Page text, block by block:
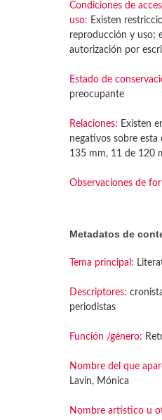
Condiciones de
uso: Existen
reproducción y uso;
autorización por
Estado de
preocupante
Relaciones: Existen
negativos sobre esta
135 mm, 11 de 120
Observaciones de
Metadatos de
Tema principal:
Descriptores:
periodistas
Función /género:
Nombre del que
Lavín, Mónica
Nombre artístico u